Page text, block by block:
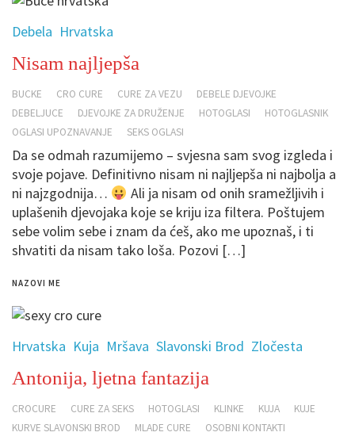
Debela Hrvatska
Nisam najljepša
BUCKE CRO CURE CURE ZA VEZU
DEBELE DJEVOJKE
DEBELJUCE
DJEVOJKE ZA DRUŽENJE HOTOGLASI
HOTOGLASNIK
OGLASI UPOZNAVANJE
SEKS OGLASI
Da se odmah razumijemo – svjesna sam svog izgleda i
svoje pojave. Definitivno nisam ni najljepša ni najbolja a
ni najzgodnija…
Ali ja nisam od onih sramežljivih i
uplašenih djevojaka koje se kriju iza filtera. Poštujem
sebe volim sebe i znam da ćeš, ako me upoznaš, i ti
shvatiti da nisam tako loša. Pozovi […]
NAZOVI ME
Hrvatska Kuja Mršava Slavonski Brod Zločesta
Antonija, ljetna fantazija
CROCURE CURE ZA SEKS HOTOGLASI KLINKE KUJA
KUJE
KURVE SLAVONSKI BROD
MLADE CURE
OSOBNI KONTAKTI